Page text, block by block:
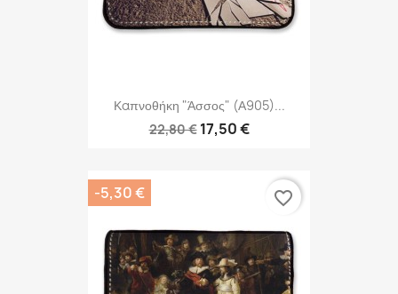
Καπνοθήκη "Άσσος" (Α905)...
22,80 € 17,50 €
-5,30 € favorite_border